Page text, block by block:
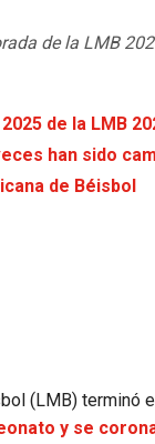
de la LMB
de la LMB
han sido
de Béisbol
(LMB) terminó
y se